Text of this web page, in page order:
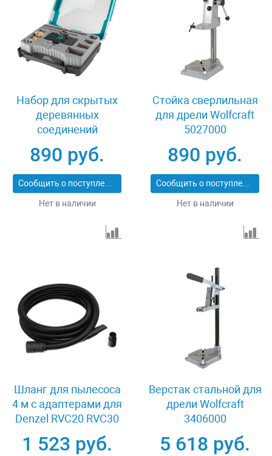
Набор для скрытых
деревянных
соединений
Undercover Jig
Wolfcraft 4642000
890 руб.
Сообщить о поступлении
Нет в наличии
Стойка сверлильная
для дрели Wolfcraft
5027000
890 руб.
Сообщить о поступлении
Нет в наличии
Шланг для пылесоса
4 м с адаптерами для
Denzel RVC20 RVC30
LVC20 LVC30 Denzel
28219
1 523 руб.
Верстак стальной для
дрели Wolfcraft
3406000
5 618 руб.